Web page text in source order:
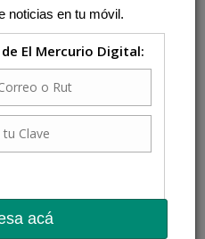
noticias en tu móvil.
El Mercurio Digital:
acá